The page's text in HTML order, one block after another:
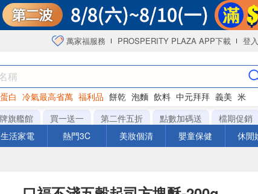
萬家福服務 PROSPERITY PLAZA APP下載 登入
白 冷氣最高省萬 福利品 餅乾 泡麵 飲料 中元拜拜 義美 米
旗艦館 買一送一 第二件五折 點數加碼送 檔期促銷
生活家電 熱門3C 美妝個清 嬰童保健 休閒